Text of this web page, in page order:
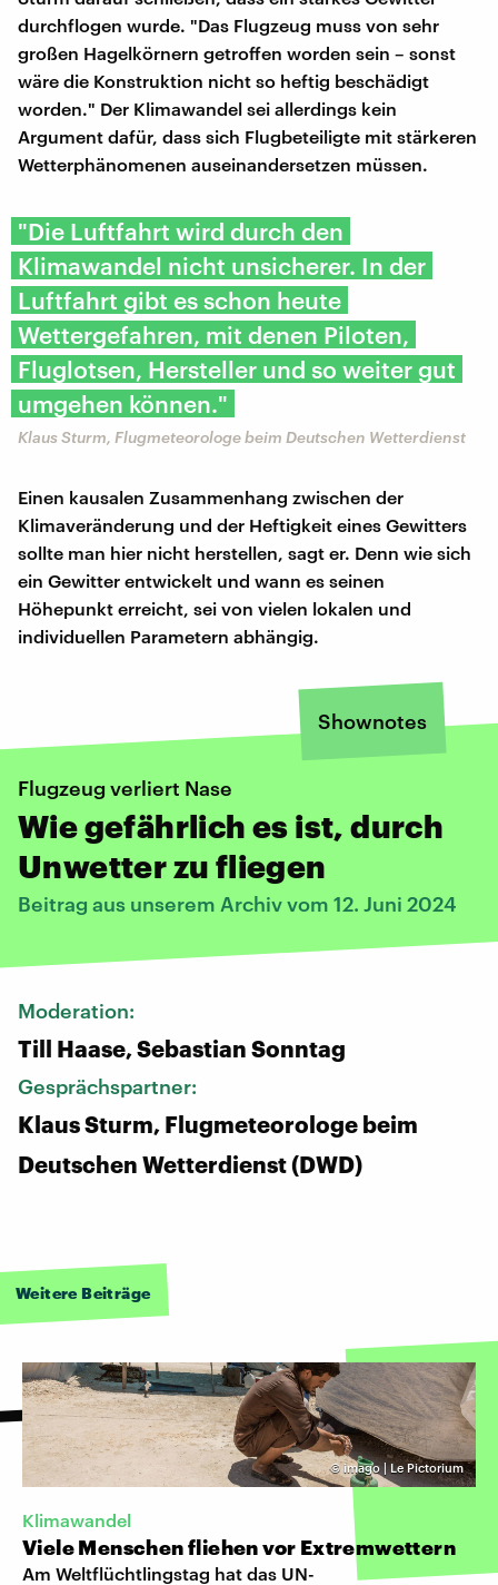
durchflogen wurde. "Das Flugzeug muss von sehr
großen Hagelkörnern getroffen worden sein – sonst
wäre die Konstruktion nicht so heftig beschädigt
worden." Der Klimawandel sei allerdings kein
Argument dafür, dass sich Flugbeteiligte mit stärkeren
Wetterphänomenen auseinandersetzen müssen.
"Die Luftfahrt wird durch den
Klimawandel nicht unsicherer. In der
Luftfahrt gibt es schon heute
Wettergefahren, mit denen Piloten,
Fluglotsen, Hersteller und so weiter gut
umgehen können."
Klaus Sturm, Flugmeteorologe beim Deutschen Wetterdienst
Einen kausalen Zusammenhang zwischen der
Klimaveränderung und der Heftigkeit eines Gewitters
sollte man hier nicht herstellen, sagt er. Denn wie sich
ein Gewitter entwickelt und wann es seinen
Höhepunkt erreicht, sei von vielen lokalen und
individuellen Parametern abhängig.
Shownotes
Flugzeug verliert Nase
Wie gefährlich es ist, durch
Unwetter zu fliegen
Beitrag aus unserem Archiv vom 12. Juni 2024
Moderation:
Till Haase, Sebastian Sonntag
Gesprächspartner:
Klaus Sturm, Flugmeteorologe beim
Deutschen Wetterdienst (DWD)
Weitere Beiträge
©imago | Le Pictorium
Klimawandel
Viele Menschen fliehen vor Extremwettern
Am Weltflüchtlingstag hat das UN-